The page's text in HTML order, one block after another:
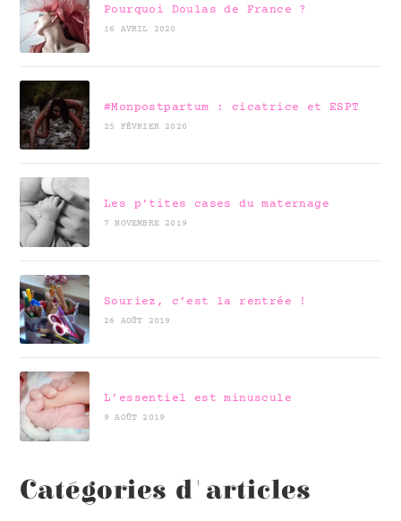
Pourquoi Doulas de France ?
16 AVRIL 2020
#Monpostpartum : cicatrice et ESPT
25 FÉVRIER 2020
Les p’tites cases du maternage
7 NOVEMBRE 2019
Souriez, c’est la rentrée !
26 AOÛT 2019
L’essentiel est minuscule
9 AOÛT 2019
Catégories d'articles